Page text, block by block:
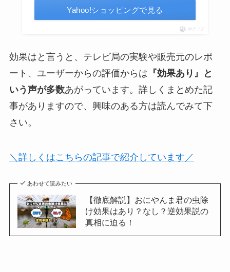
Yahoo!ショッピングで見る
ポチップ
効果はと言うと、テレビ局の実験や販売元のレポ
ート、ユーザーからの評価からは 『効果あり』と
いう声が多数あがっています。詳しくまとめた記
事がありますので、興味のある方は読んでみて下
さい。
＼ 詳しくはこちらの記事で紹介しています／
あわせて読みたい
【徹底解説】おにやんま君の虫除
け効果はあり？なし？逆効果説の
真相に迫る！